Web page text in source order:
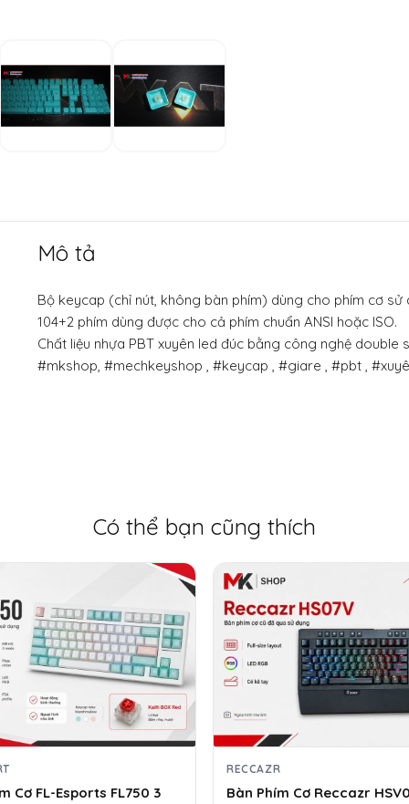
Mô tả
Bộ keycap (chỉ nút, không bàn phím) dùng cho phím cơ
104+2 phím dùng được cho cả phím chuẩn ANSI hoặc ISO.
Chất liệu nhựa PBT xuyên led đúc bằng công nghệ double
#mkshop, #mechkeyshop , #keycap , #giare , #pbt ,
Có thể bạn cũng thích
Cơ FL-Esports FL750 3
RECCAZR
Bàn Phím Cơ Reccazr